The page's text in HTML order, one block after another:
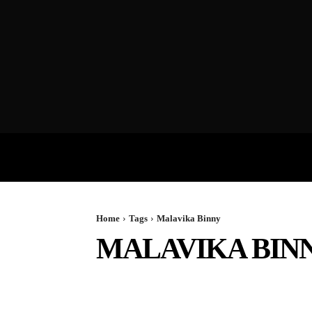
Home Tags Malavika Binny
MALAVIKA